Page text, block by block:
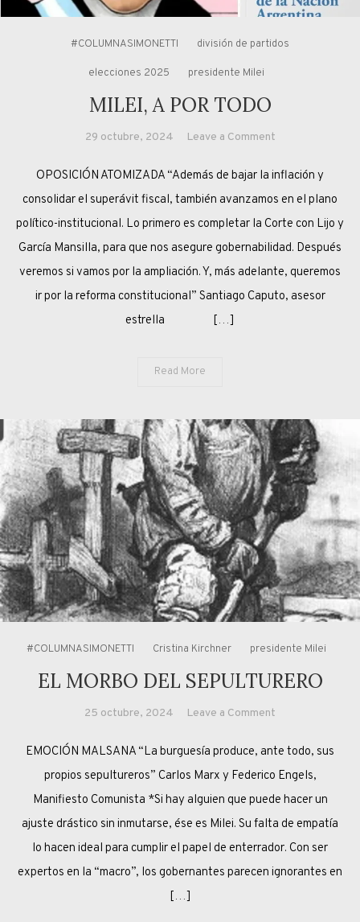
#COLUMNASIMONETTI división de partidos
elecciones 2025 presidente Milei
MILEI, A POR TODO
29 octubre, 2024 Leave a Commenton
A
POR
TODO
OPOSICIÓN ATOMIZADA “Además de bajar la inflación y
consolidar el superávit fiscal, también avanzamos en el plano
político-institucional. Lo primero es completar la Corte con Lijo y
García Mansilla, para que nos asegure gobernabilidad. Después
veremos si vamos por la ampliación. Y, más adelante, queremos
ir por la reforma constitucional” Santiago Caputo, asesor
estrella […]
Read More
#COLUMNASIMONETTI Cristina Kirchner presidente Milei
EL MORBO DEL SEPULTURERO
25 octubre, 2024 Leave a Comment
MORBO
DEL
SEPULTURERO
EMOCIÓN MALSANA “La burguesía produce, ante todo, sus
propios sepultureros” Carlos Marx y Federico Engels,
Manifiesto Comunista *Si hay alguien que puede hacer un
ajuste drástico sin inmutarse, ése es Milei. Su falta de empatía
lo hacen ideal para cumplir el papel de enterrador. Con ser
expertos en la “macro”, los gobernantes parecen ignorantes en
[…]